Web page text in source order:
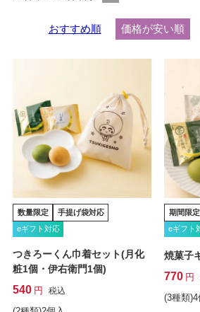
おすすめ順 価格が安い順
数量限定
手提げ袋対応
eギフト対応
つきろーくん巾着セット(月化
粧1個・伊右衛門1個)
540 税込
期間限定
eギフト
焼菓子
770
(3種類)4